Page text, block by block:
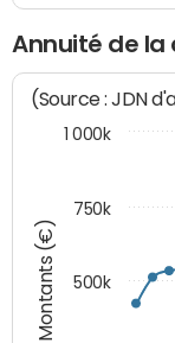
Annuité de
Montants (€)
(Source : JDN
500k
750k
1 000k